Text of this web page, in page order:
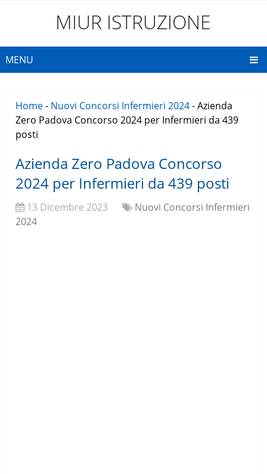
MIUR ISTRUZIONE
MENU
Home- Nuovi Concorsi Infermieri 2024-Azienda
Zero Padova Concorso 2024 per Infermieri da 439
posti
Azienda Zero Padova Concorso
2024 per Infermieri da 439 posti
13 Dicembre 2023
Nuovi Concorsi Infermieri
2024